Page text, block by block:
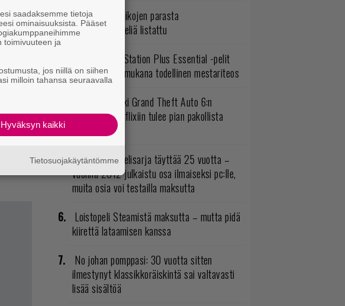
25 kaikkien aikojen parasta
supersankaripeliä listattu
Elokuun PlayStation Plus Essential -pelit
ilmestyivät – mukana todellinen mestariteos
Huomio, kaikki Grand Theft Auto 6:n
odottajat: Netflixiin tulee pian pakollista
Rakastettu pelisarja täyttää 25 vuotta –
vuonna 2012 julkaistu osa ilmaiseksi pc:lle,
muita osia voi testailla maksutta
Loistopeli Steamistä maksutta – mutta pidä
kiirettä lataamisen kanssa
No johan pomppasi: 30 vuotta sitten
ilmestynyt klassikkoräiskintä sai valtavasti
lisää sisältöä
saadaksemme tietoja
ominaisuuksista. Pääset
toimivuuteen ja
jos niillä on siihen
milloin tahansa seuraavalla
Hyväksyn kaikki
Tietosuojakäytäntömme